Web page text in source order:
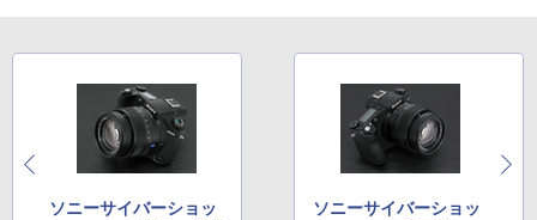
ソニーサイバーショッ
ソニーサイバーショッ